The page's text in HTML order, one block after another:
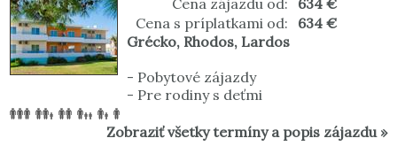
Cena zájazdu od:
634 €
Cena s príplatkami od:
634 €
Grécko, Rhodos, Lardos
- Pobytové zájazdy
- Pre rodiny s deťmi
Zobraziť všetky termíny a popis zájazdu »